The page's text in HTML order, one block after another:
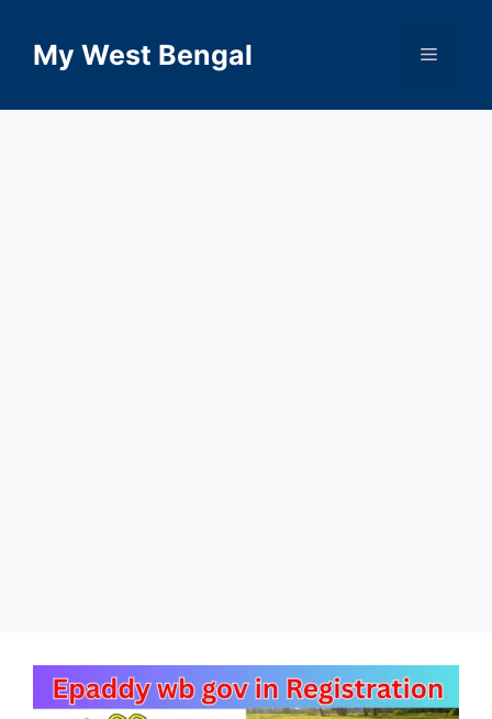
contentMy West Bengal Menu